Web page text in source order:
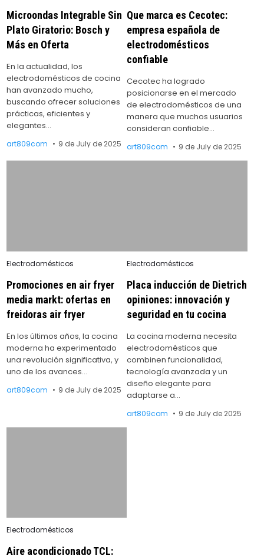
Microondas Integrable Sin
Plato Giratorio: Bosch y
Más en Oferta
En la actualidad, los
electrodomésticos de cocina
han avanzado mucho,
buscando ofrecer soluciones
prácticas, eficientes y
elegantes…
art809com 9 de July de 2025
Que marca es Cecotec:
empresa española de
electrodomésticos
confiable
Cecotec ha logrado
posicionarse en el mercado
de electrodomésticos de una
manera que muchos usuarios
consideran confiable…
art809com 9 de July de 2025
Posted
Electrodomésticos
Promociones en air fryer
media markt: ofertas en
freidoras air fryer
En los últimos años, la cocina
moderna ha experimentado
una revolución significativa, y
uno de los avances…
art809com 9 de July de 2025
Posted
Electrodomésticos
Placa inducción de Dietrich
opiniones: innovación y
seguridad en tu cocina
La cocina moderna necesita
electrodomésticos que
combinen funcionalidad,
tecnología avanzada y un
diseño elegante para
adaptarse a…
art809com 9 de July de 2025
Posted
Electrodomésticos
Aire acondicionado TCL: